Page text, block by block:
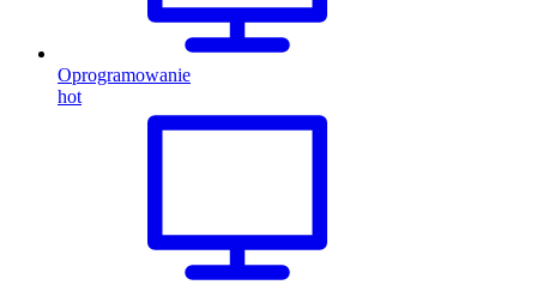
Oprogramowanie
hot